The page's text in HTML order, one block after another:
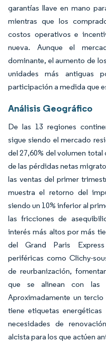
garantías llave en mano
mientras que los
costos operativos e
nueva. Aunque el
dominante, el aumento de
unidades más antiguas
participación a medida que
Análisis Geográfico
De las 13 regiones
sigue siendo el mercado
del 27,60% del volumen
de las pérdidas netas
las ventas del primer
muestra el retorno del
siendo un 10% inferior al
las fricciones de
interés más altos por más
del Grand Paris
periféricas como Clichy-
de reurbanización,
que se alinean con las
Aproximadamente un
tiene etiquetas
necesidades de
alcista para los que actúen